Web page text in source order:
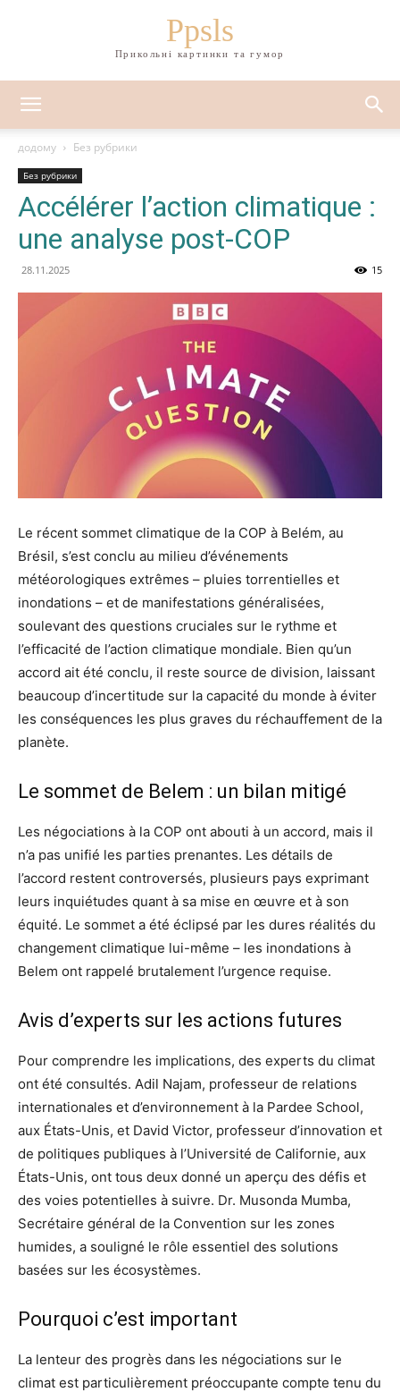
Ppsls
Прикольні картинки та гумор
додому Без рубрики
Без рубрики
Accélérer l’action climatique :
une analyse post-COP
28.11.2025 15
Le récent sommet climatique de la COP à Belém, au
Brésil, s’est conclu au milieu d’événements
météorologiques extrêmes – pluies torrentielles et
inondations – et de manifestations généralisées,
soulevant des questions cruciales sur le rythme et
l’efficacité de l’action climatique mondiale. Bien qu’un
accord ait été conclu, il reste source de division, laissant
beaucoup d’incertitude sur la capacité du monde à éviter
les conséquences les plus graves du réchauffement de la
planète.
Le sommet de Belem : un bilan mitigé
Les négociations à la COP ont abouti à un accord, mais il
n’a pas unifié les parties prenantes. Les détails de
l’accord restent controversés, plusieurs pays exprimant
leurs inquiétudes quant à sa mise en œuvre et à son
équité. Le sommet a été éclipsé par les dures réalités du
changement climatique lui-même – les inondations à
Belem ont rappelé brutalement l’urgence requise.
Avis d’experts sur les actions futures
Pour comprendre les implications, des experts du climat
ont été consultés. Adil Najam, professeur de relations
internationales et d’environnement à la Pardee School,
aux États-Unis, et David Victor, professeur d’innovation et
de politiques publiques à l’Université de Californie, aux
États-Unis, ont tous deux donné un aperçu des défis et
des voies potentielles à suivre. Dr. Musonda Mumba,
Secrétaire général de la Convention sur les zones
humides, a souligné le rôle essentiel des solutions
basées sur les écosystèmes.
Pourquoi c’est important
La lenteur des progrès dans les négociations sur le
climat est particulièrement préoccupante compte tenu du